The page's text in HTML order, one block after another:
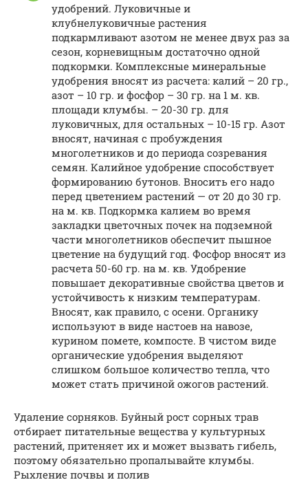
удобрений. Луковичные и
клубнелуковичные растения
подкармливают азотом не менее двух раз за
сезон, корневищным достаточно одной
подкормки. Комплексные минеральные
удобрения вносят из расчета: калий – 20 гр.,
азот – 10 гр. и фосфор – 30 гр. на 1 м. кв.
площади клумбы. – 20-30 гр. для
луковичных, для остальных – 10-15 гр. Азот
вносят, начиная с пробуждения
многолетников и до периода созревания
семян. Калийное удобрение способствует
формированию бутонов. Вносить его надо
перед цветением растений — от 20 до 30 гр.
на м. кв. Подкормка калием во время
закладки цветочных почек на подземной
части многолетников обеспечит пышное
цветение на будущий год. Фосфор вносят из
расчета 50-60 гр. на м. кв. Удобрение
повышает декоративные свойства цветов и
устойчивость к низким температурам.
Вносят, как правило, с осени. Органику
используют в виде настоев на навозе,
курином помете, компосте. В чистом виде
органические удобрения выделяют
слишком большое количество тепла, что
может стать причиной ожогов растений.
Удаление сорняков. Буйный рост сорных трав
отбирает питательные вещества у культурных
растений, притеняет их и может вызвать гибель,
поэтому обязательно пропалывайте клумбы.
Рыхление почвы и полив